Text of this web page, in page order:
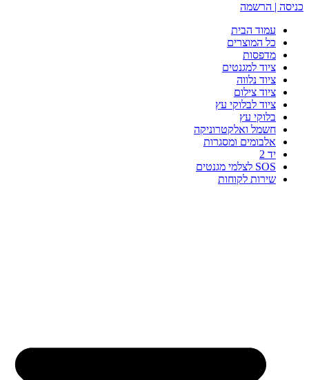
כניסה | הרשמה
עמוד הבית
כל המוצרים
מדפסות
ציוד למגנטים
ציוד נלווה
ציוד צילום
ציוד לבלוקי עץ
בלוקי עץ
חשמל ואלקטרוניקה
אלבומים ומסגרות
יד 2
SOS לצלמי מגנטים
שירות לקוחות